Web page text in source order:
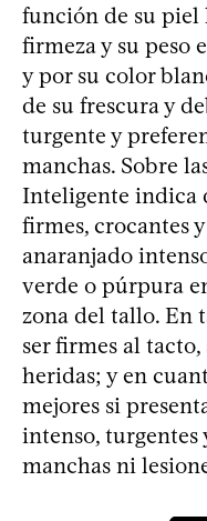
función de su piel
firmeza y su peso
y por su color
de su frescura y
turgente y
manchas. Sobre
Inteligente indica
firmes, crocantes
anaranjado
verde o púrpura
zona del tallo. En
ser firmes al
heridas; y en
mejores si
intenso, turgentes
manchas ni